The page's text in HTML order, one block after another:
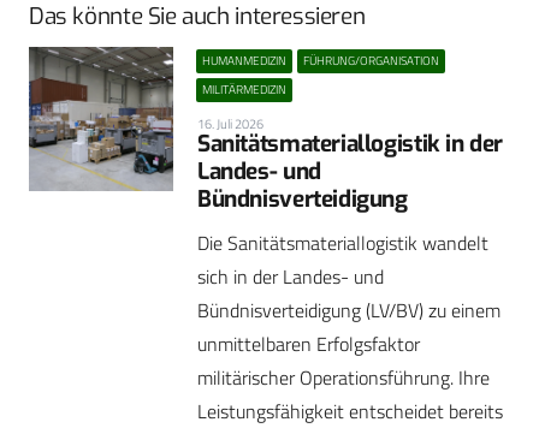
Das könnte Sie auch interessieren
HUMANMEDIZIN
FÜHRUNG/ORGANISATION
MILITÄRMEDIZIN
16. Juli 2026
Sanitätsmateriallogistik in der
Landes- und
Bündnisverteidigung
Die Sanitätsmateriallogistik wandelt
sich in der Landes- und
Bündnisverteidigung (LV/BV) zu einem
unmittelbaren Erfolgsfaktor
militärischer Operationsführung. Ihre
Leistungsfähigkeit entscheidet bereits